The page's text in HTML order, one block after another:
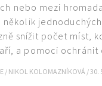
nebo mezi
několik
snížit počet míst,
a pomoci ochránit
/ NIKOL KOLOMAZNÍKOVÁ /30.